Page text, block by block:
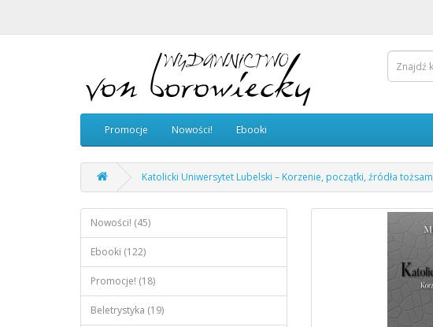
Promocje Nowości! Ebooki
Katolicki Uniwersytet Lubelski – Korzenie, początki, źródła
Nowości! (45)
Ebooki (122)
Promocje! (18)
Beletrystyka (19)